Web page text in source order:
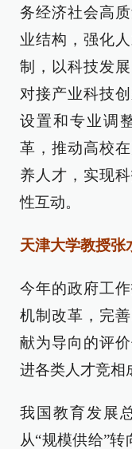
务经济社会高
业结构，强化
制，以科技发
对接产业科技
设置和专业调
革，推动高校
养人才，实现
性互动。
天津大学教授张
今年的政府工
机制改革，完
献为导向的评
进各类人才竞相
我国教育发展
从“规模供给”转